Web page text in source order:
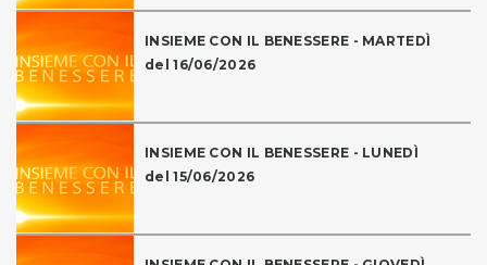
INSIEME CON IL BENESSERE - MARTEDÌ
del 16/06/2026
INSIEME CON IL BENESSERE - LUNEDÌ
del 15/06/2026